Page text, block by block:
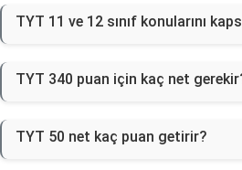
TYT 11 ve 12 sınıf konularını
TYT 340 puan için kaç net
TYT 50 net kaç puan getirir?